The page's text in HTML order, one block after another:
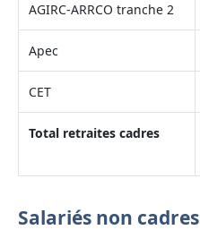
AGIRC-ARRCO tranche 2
Apec
CET
Total retraites cadres
Salariés non cadres